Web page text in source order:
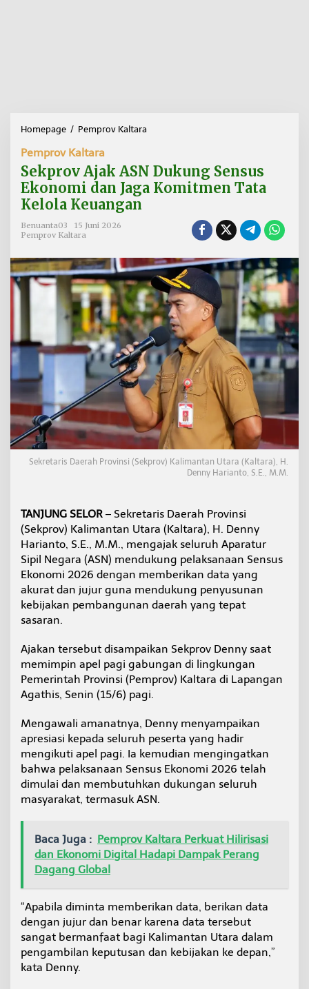
Homepage / Pemprov Kaltara
p
r
o
A
S
N
D
u
k
u
n
g
S
e
n
u
s
E
k
m
i
a
n
J
a
m
i
m
e
T
a
K
e
l
a
e
g
a
n
Pemprov Kaltara
Sekprov Ajak ASN Dukung Sensus
Ekonomi dan Jaga Komitmen Tata
Kelola Keuangan
Benuanta03
15 Juni 2026
Pemprov Kaltara
Sekretaris Daerah Provinsi (Sekprov) Kalimantan Utara (Kaltara), H.
Denny Harianto, S.E., M.M.
TANJUNG SELOR – Sekretaris Daerah Provinsi
(Sekprov) Kalimantan Utara (Kaltara), H. Denny
Harianto, S.E., M.M., mengajak seluruh Aparatur
Sipil Negara (ASN) mendukung pelaksanaan Sensus
Ekonomi 2026 dengan memberikan data yang
akurat dan jujur guna mendukung penyusunan
kebijakan pembangunan daerah yang tepat
sasaran.
Ajakan tersebut disampaikan Sekprov Denny saat
memimpin apel pagi gabungan di lingkungan
Pemerintah Provinsi (Pemprov) Kaltara di Lapangan
Agathis, Senin (15/6) pagi.
Mengawali amanatnya, Denny menyampaikan
apresiasi kepada seluruh peserta yang hadir
mengikuti apel pagi. Ia kemudian mengingatkan
bahwa pelaksanaan Sensus Ekonomi 2026 telah
dimulai dan membutuhkan dukungan seluruh
masyarakat, termasuk ASN.
Baca Juga : Pemprov Kaltara Perkuat Hilirisasi
dan Ekonomi Digital Hadapi Dampak Perang
Dagang Global
“Apabila diminta memberikan data, berikan data
dengan jujur dan benar karena data tersebut
sangat bermanfaat bagi Kalimantan Utara dalam
pengambilan keputusan dan kebijakan ke depan,”
kata Denny.